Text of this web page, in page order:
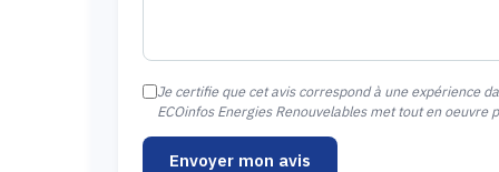
Je certifie que cet avis correspond à une expérience
ECOinfos Energies Renouvelables met tout en oeuvre
Envoyer mon avis